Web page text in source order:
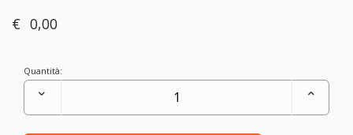
€ 0,00
Quantità: